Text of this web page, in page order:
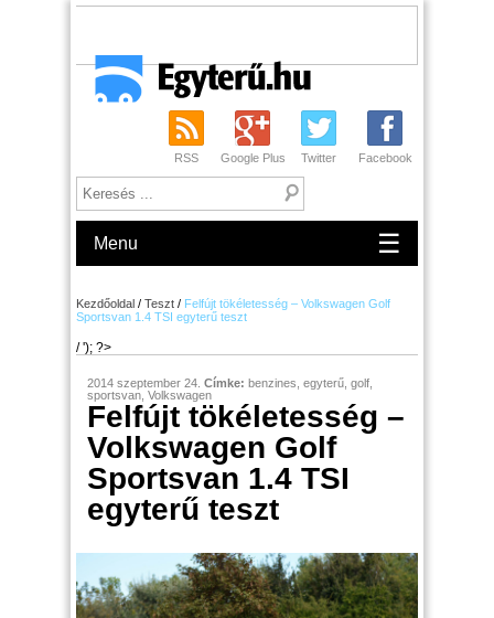
RSS Google Plus Twitter Facebook
Menu ☰
Kezdőoldal / Teszt / Felfújt tökéletesség – Volkswagen Golf
Sportsvan 1.4 TSI egyterű teszt
/ '); ?>
2014 szeptember 24. Címke: benzines egyterű golf
sportsvan Volkswagen
Felfújt tökéletesség –
Volkswagen Golf
Sportsvan 1.4 TSI
egyterű teszt